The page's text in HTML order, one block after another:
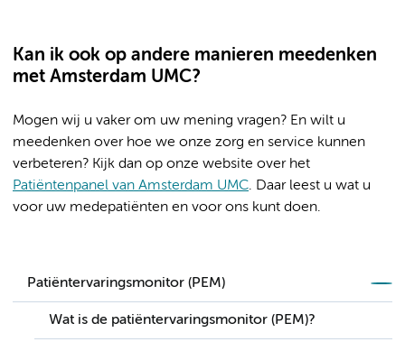
Patiëntervaringsmonitor (PEM)
Wat is de patiëntervaringsmonitor (PEM)?
Kan ik ook op andere manieren meedenken
met Amsterdam UMC?
Mogen wij u vaker om uw mening vragen? En wilt u
meedenken over hoe we onze zorg en service kunnen
verbeteren? Kijk dan op onze website over het
Patiëntenpanel van Amsterdam UMC. Daar leest u wat u
voor uw medepatiënten en voor ons kunt doen.